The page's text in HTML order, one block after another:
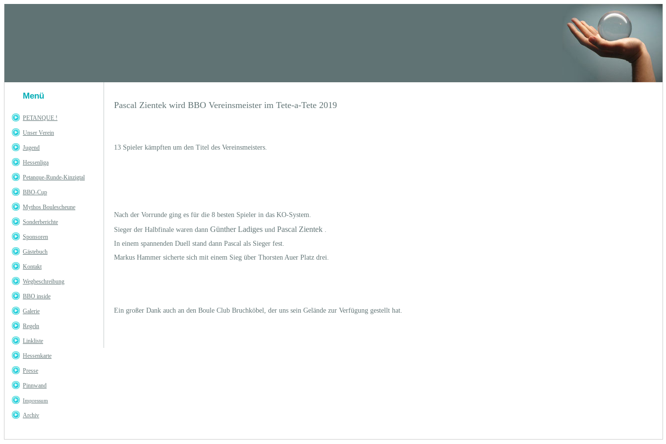
Menü
PETANQUE !
Unser Verein
Jugend
Hessenliga
Petanque-Runde-Kinzigtal
BBO-Cup
Mythos Boulescheune
Sonderberichte
Sponsoren
Gästebuch
Kontakt
Wegbeschreibung
BBO inside
Galerie
Regeln
Linkliste
Hessenkarte
Presse
Pinnwand
Impressum
Archiv
Pascal Zientek wird BBO Vereinsmeister im Tete-a-Tete 2019
13 Spieler kämpften um den Titel des Vereinsmeisters.
Nach der Vorrunde ging es für die 8 besten Spieler in das KO-System.
Sieger der Halbfinale waren dann Günther Ladiges und Pascal Zientek .
In einem spannenden Duell stand dann Pascal als Sieger fest.
Markus Hammer sicherte sich mit einem Sieg über Thorsten Auer Platz drei.
Ein großer Dank auch an den Boule Club Bruchköbel, der uns sein Gelände zur Verfügung gestellt hat.